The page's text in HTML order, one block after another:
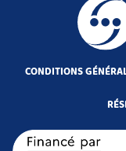
CONDITIONS